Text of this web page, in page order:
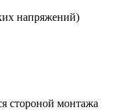
напряжений)
стороной монтажа